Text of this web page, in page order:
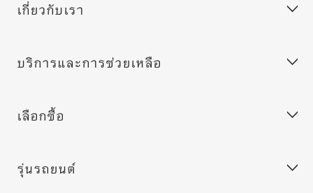
ฝ่ายบริการลูกค้า
ขอข้อเสนอ
ค้นหาตัวแทนจำหน่าย
เกี่ยวกับเรา
ร่วมงานกับเรา
BMW Group
บริการและการช่วยเหลือ
MY BMW App
BMW Warranty
เลือกซื้อ
ประกอบรถ BMW
รุ่นรถยนต์